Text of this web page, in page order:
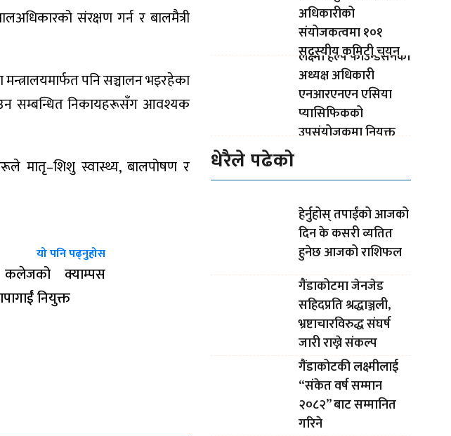
संरक्षण गर्न र बालमैत्री
पनि सञ्चालन भइरहेका
सम्बन्धित निकायहरूसँग आवश्यक
मातृ–शिशु स्वास्थ्य, बालपोषण र
यो पनि पढ्नुहोस
क्याम्पस
नियुक्त
अधिकारीको
संयोजकत्वमा १०१
सदस्यीय कमिटी चयन
लक्ष्मी हेल्प फाउन्डेसनका
अध्यक्ष अधिकारी
एनआरएनएन एसिया
प्यासिफिकको
उपसंयोजकमा नियुक्त
धेरैले पढेको
हेर्नुहोस् तपाईंको आजको
दिन के कसरी व्यतित
हुनेछ आजको राशिफल
गैंडाकोटमा जेनजेड
सहिदप्रति श्रद्धाञ्जली,
भ्रष्टाचारविरुद्ध संघर्ष
जारी राख्ने संकल्प
गैंडाकोटकी लक्ष्मीलाई
“संकेत वर्ष सम्मान
२०८२” बाट सम्मानित
गरिने